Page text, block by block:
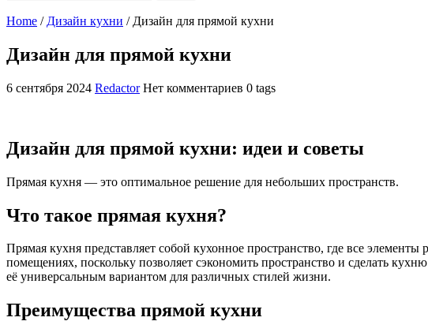
Home / Дизайн кухни / Дизайн для прямой кухни
Дизайн для прямой кухни
6 сентября 2024 Redactor Нет комментариев 0 tags
Дизайн для прямой кухни: идеи и советы
Прямая кухня — это оптимальное решение для небольших пространств.
Что такое прямая кухня?
Прямая кухня представляет собой кухонное пространство, где все
помещениях, поскольку позволяет сэкономить пространство и сделать
её универсальным вариантом для различных стилей жизни.
Преимущества прямой кухни